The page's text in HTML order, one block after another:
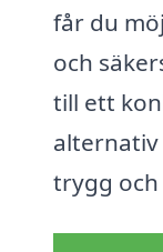
får du
och
till ett
trygg